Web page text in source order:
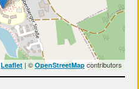
Leaflet | ©OpenStreetMap contributors